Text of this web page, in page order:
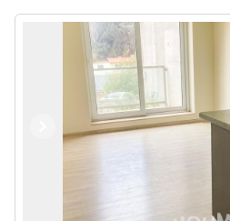
Anterior
Siguiente